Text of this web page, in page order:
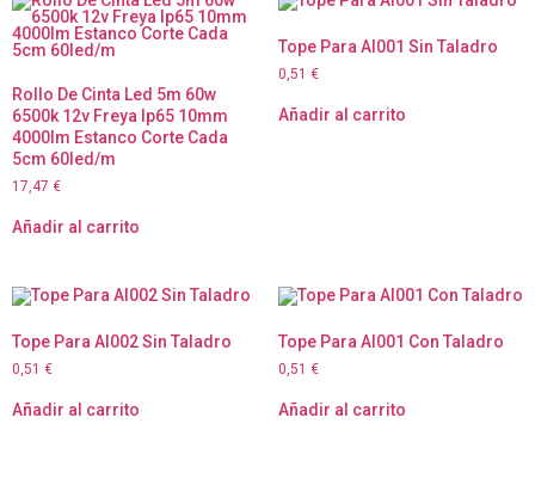
Rollo De Cinta Led 5m 60w
6500k 12v Freya Ip65 10mm
4000lm Estanco Corte Cada
5cm 60led/m
17,47 €
Añadir al carrito
Tope Para Al001 Sin Taladro
0,51 €
Añadir al carrito
Tope Para Al002 Sin Taladro
0,51 €
Añadir al carrito
Tope Para Al001 Con Taladro
0,51 €
Añadir al carrito